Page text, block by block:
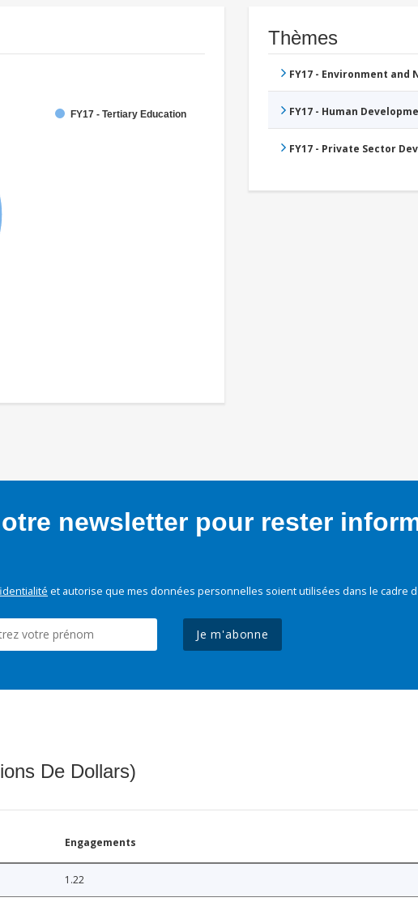
FY17 - Tertiary Education
Thèmes
FY17 - Environment
FY17 - Human
FY17 - Private Sector
newsletter pour rester
et autorise que mes données personnelles soient utilisées dans le cadre
Je m'abonne
De Dollars)
Engagements
1.22